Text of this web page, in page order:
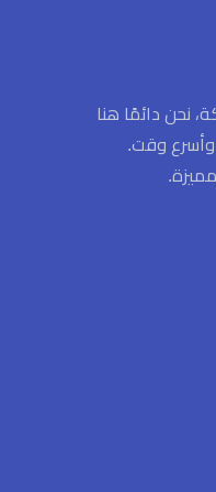
نحن دائمًا هنا
وأسرع وقت.